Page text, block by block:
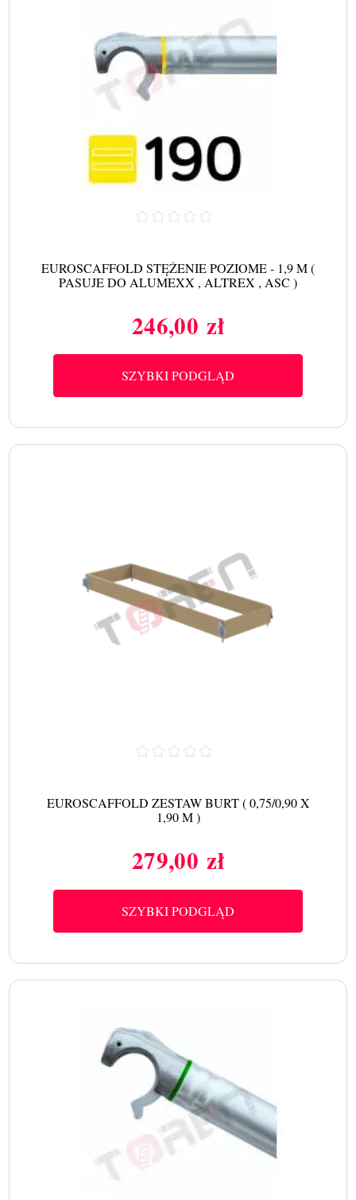
EUROSCAFFOLD STĘŻENIE POZIOME - 1,9 M (
PASUJE DO ALUMEXX , ALTREX , ASC )
Cena
246,00 zł
SZYBKI PODGLĄD
EUROSCAFFOLD ZESTAW BURT ( 0,75/0,90 X
1,90 M )
Cena
279,00 zł
SZYBKI PODGLĄD